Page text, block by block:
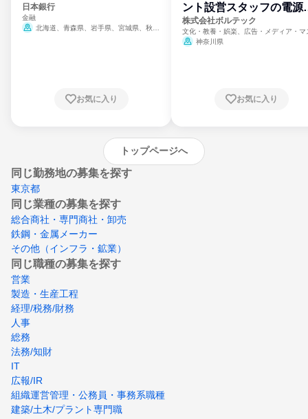
日本銀行
金融
北海道、青森県、岩手県、宮城県、秋田
崎県、熊本県、大分県、宮崎県、鹿児島県、
お気に入り
ント設営スタッフの電源
門
株式会社ボルテック
文化・教養・娯楽、広告・メディア・マ
ミ、電力・ガス・水道・エネルギー
神奈川県
お気に入り
トップページへ
同じ勤務地の募集を探す
東京都
同じ業種の募集を探す
総合商社・専門商社・卸売
鉄鋼・金属メーカー
その他（インフラ・鉱業）
同じ職種の募集を探す
営業
製造・生産工程
経理/税務/財務
人事
総務
法務/知財
IT
広報/IR
組織運営管理・公務員・事務系職種
建築/土木/プラント専門職